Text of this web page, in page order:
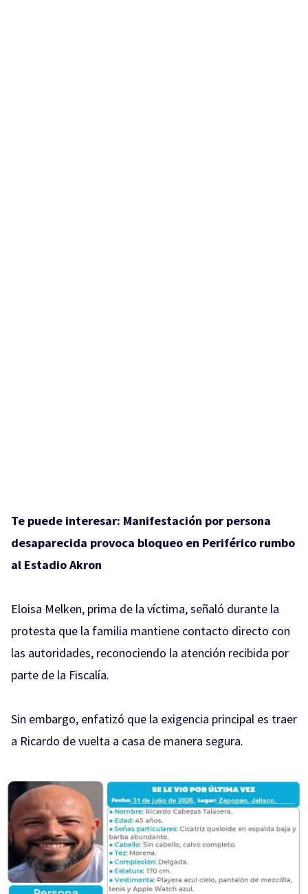
Te puede interesar: Manifestación por persona
desaparecida provoca bloqueo en Periférico rumbo
al Estadio Akron
Eloisa Melken, prima de la víctima, señaló durante la
protesta que la familia mantiene contacto directo con
las autoridades, reconociendo la atención recibida por
parte de la Fiscalía.
Sin embargo, enfatizó que la exigencia principal es traer
a Ricardo de vuelta a casa de manera segura.